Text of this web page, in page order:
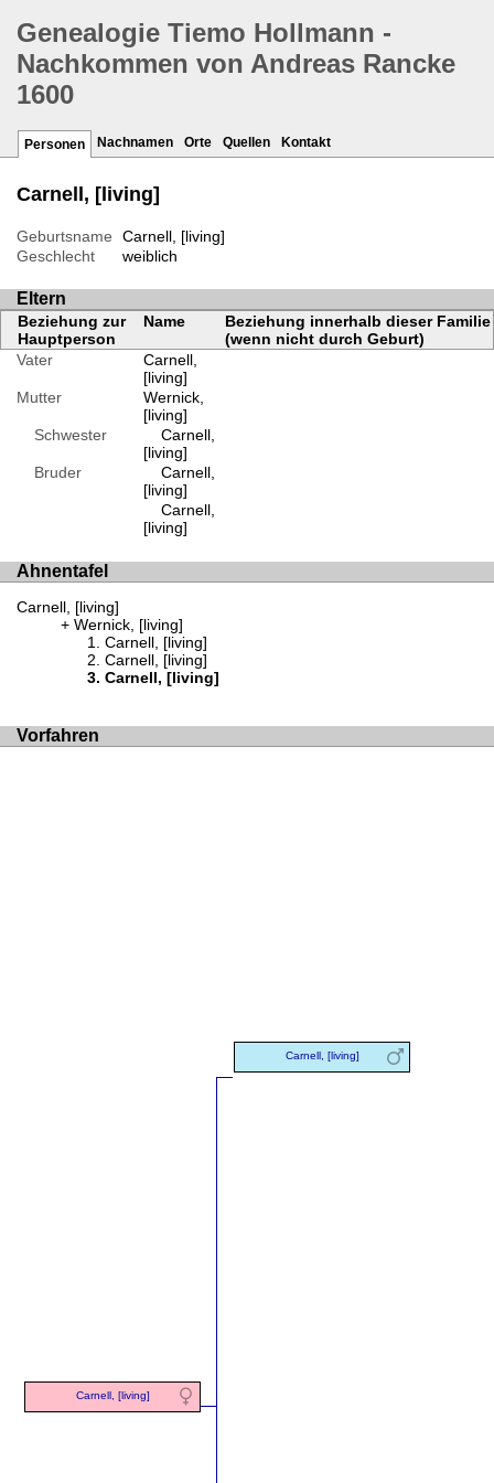
Genealogie Tiemo Hollmann -
Nachkommen von Andreas Rancke
1600
Personen Nachnamen Orte Quellen Kontakt
Carnell, [living]
Geburtsname
Carnell, [living]
Geschlecht
weiblich
Eltern
Beziehung zur
Hauptperson
Name
Beziehung innerhalb dieser Familie
(wenn nicht durch Geburt)
Vater
Carnell,
[living]
Mutter
Wernick,
[living]
Schwester
Carnell,
[living]
Bruder
Carnell,
[living]
Carnell,
[living]
Ahnentafel
Carnell, [living]
Wernick, [living]
Carnell, [living]
Carnell, [living]
Carnell, [living]
Vorfahren
Carnell, [living]
Carnell, [living]